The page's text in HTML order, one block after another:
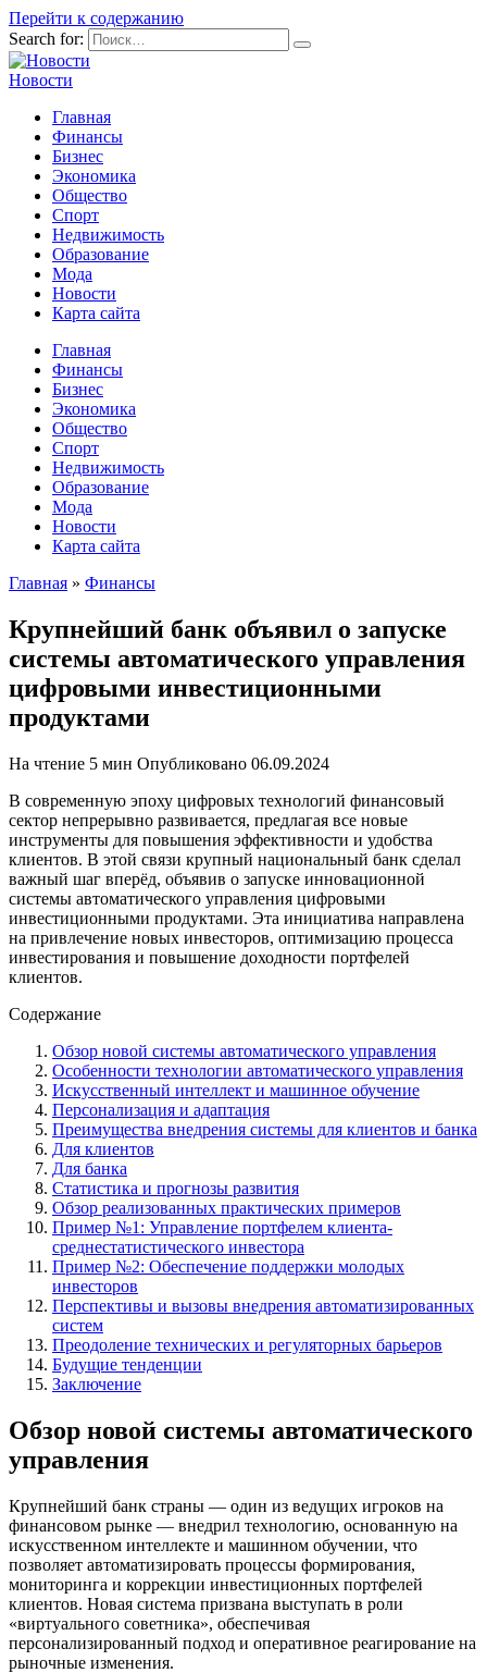
Перейти к содержанию
Search for:
Новости
Главная
Финансы
Бизнес
Экономика
Общество
Спорт
Недвижимость
Образование
Мода
Новости
Карта сайта
Главная
Финансы
Бизнес
Экономика
Общество
Спорт
Недвижимость
Образование
Мода
Новости
Карта сайта
Главная » Финансы
Крупнейший банк объявил о запуске
системы автоматического управления
цифровыми инвестиционными
продуктами
На чтение 5 мин Опубликовано 06.09.2024
В современную эпоху цифровых технологий финансовый
сектор непрерывно развивается, предлагая все новые
инструменты для повышения эффективности и удобства
клиентов. В этой связи крупный национальный банк сделал
важный шаг вперёд, объявив о запуске инновационной
системы автоматического управления цифровыми
инвестиционными продуктами. Эта инициатива направлена
на привлечение новых инвесторов, оптимизацию процесса
инвестирования и повышение доходности портфелей
клиентов.
Содержание
Обзор новой системы автоматического управления
Особенности технологии автоматического управления
Искусственный интеллект и машинное обучение
Персонализация и адаптация
Преимущества внедрения системы для клиентов и банка
Для клиентов
Для банка
Статистика и прогнозы развития
Обзор реализованных практических примеров
Пример №1: Управление портфелем клиента-
среднестатистического инвестора
Пример №2: Обеспечение поддержки молодых
инвесторов
Перспективы и вызовы внедрения автоматизированных
систем
Преодоление технических и регуляторных барьеров
Будущие тенденции
Заключение
Обзор новой системы автоматического
управления
Крупнейший банк страны — один из ведущих игроков на
финансовом рынке — внедрил технологию, основанную на
искусственном интеллекте и машинном обучении, что
позволяет автоматизировать процессы формирования,
мониторинга и коррекции инвестиционных портфелей
клиентов. Новая система призвана выступать в роли
«виртуального советника», обеспечивая
персонализированный подход и оперативное реагирование на
рыночные изменения.